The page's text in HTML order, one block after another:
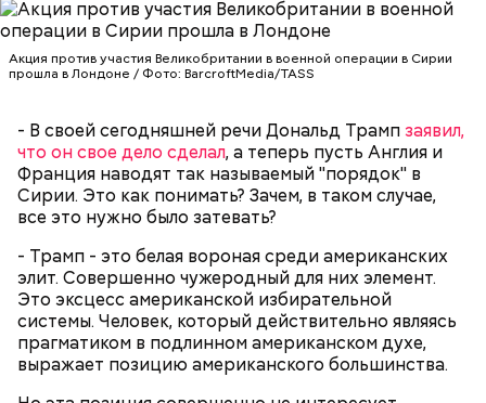
Акция против участия Великобритании в военной операции в Сирии
прошла в Лондоне / Фото: BarcroftMedia/TASS
- В своей сегодняшней речи Дональд Трампзаявил,
что он свое дело сделал, а теперь пусть Англия и
Франция наводят так называемый "порядок" в
Сирии. Это как понимать? Зачем, в таком случае,
все это нужно было затевать?
- Трамп - это белая вороная среди американских
элит. Совершенно чужеродный для них элемент.
Это эксцесс американской избирательной
системы. Человек, который действительно являясь
прагматиком в подлинном американском духе,
выражает позицию американского большинства.
На Руси святителя Николая издавна считали
покровителем моряков, купцов и детей. Ему
молились и земледельцы — о хорошей погоде, о
Святой Николай Чудотворец считается
покровителем путешествующих, а также
оберегает детей и подростков. Многие мамы
провожают своих чад на прогулку, прося святого
уличных происшествий. Кроме того, святому
Николаю молятся о вразумлении своих детей,
попавших в плохую компанию, и хуже того —
пристрастившихся к наркотикам. Молятся
святителю Николаю о благополучном замужестве
дочерей.
500 г помидоров;
150 г шпината;
50 г лиственного салата;
Кабачки очистить от кожицы. Нарезать
обжарить в масле (половина нормы). Зеленый лук
нашинковать, слегка спас-серовать в оставшемся
масле и добавить к нему нашинкованные листья
шпината, салата, зелень петрушки, помидоры,
нарезанные небольшими дольками, и все тушить 10
ботвой свеклы. Полученный соус заправить солью,
уксусом, сахаром. Подать кабачки в холодном
виде, посыпать их рубленым укропом.